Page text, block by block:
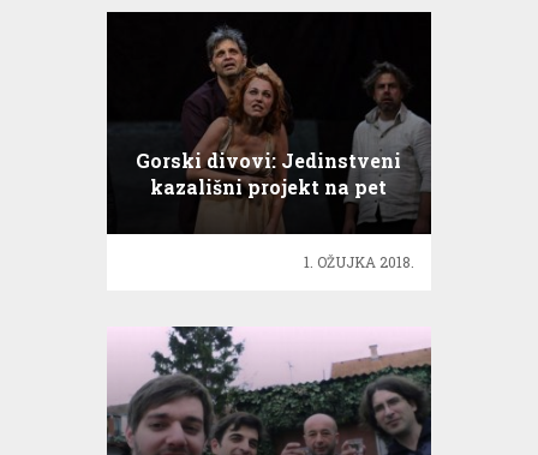
Gorski divovi: Jedinstveni
kazališni projekt na pet
jezika
1. OŽUJKA 2018.